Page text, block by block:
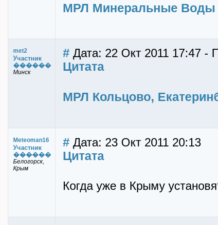
МРЛ Минеральные Воды
met2
Участник
������
Минск
# Дата: 22 Окт 2011 17:47 -
Цитата
МРЛ Кольцово,
Meteoman16
Участник
������
Белогорск,
Крым
# Дата: 23 Окт 2011 20:13
Цитата
Когда уже в Крыму